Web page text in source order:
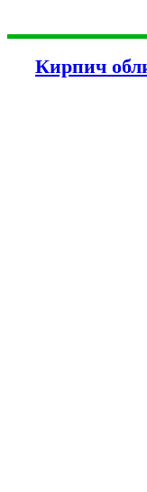
Кирпич